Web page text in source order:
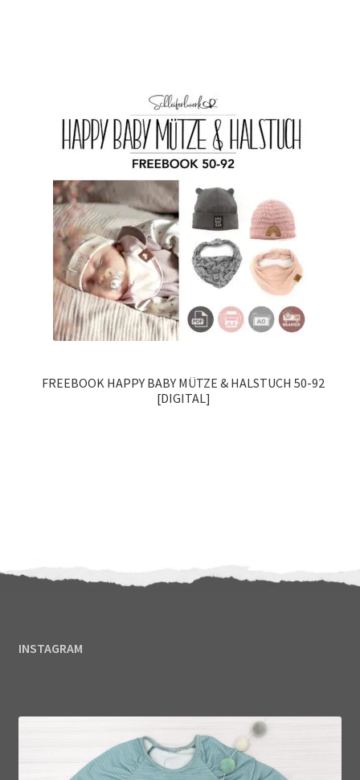
FREEBOOK HAPPY BABY MÜTZE & HALSTUCH 50-92
[DIGITAL]
INSTAGRAM